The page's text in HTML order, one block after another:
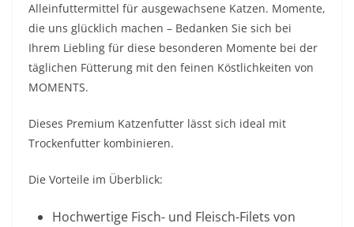
Alleinfuttermittel für ausgewachsene Katzen. Momente,
die uns glücklich machen – Bedanken Sie sich bei
Ihrem Liebling für diese besonderen Momente bei der
täglichen Fütterung mit den feinen Köstlichkeiten von
MOMENTS.
Dieses Premium Katzenfutter lässt sich ideal mit
Trockenfutter kombinieren.
Die Vorteile im Überblick:
Hochwertige Fisch- und Fleisch-Filets von